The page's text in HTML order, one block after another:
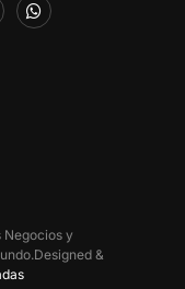
Negocios y
&